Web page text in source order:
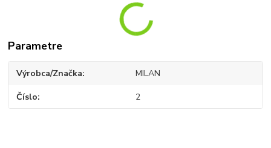
Parametre
Výrobca/Značka MILAN
Číslo 2